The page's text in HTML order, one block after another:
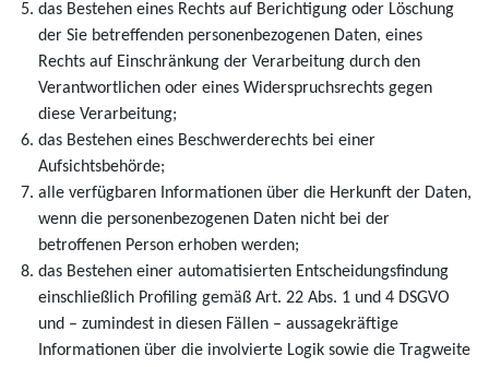
das Bestehen eines Rechts auf Berichtigung oder Löschung
der Sie betreffenden personenbezogenen Daten, eines
Rechts auf Einschränkung der Verarbeitung durch den
Verantwortlichen oder eines Widerspruchsrechts gegen
diese Verarbeitung;
das Bestehen eines Beschwerderechts bei einer
Aufsichtsbehörde;
alle verfügbaren Informationen über die Herkunft der Daten,
wenn die personenbezogenen Daten nicht bei der
betroffenen Person erhoben werden;
das Bestehen einer automatisierten Entscheidungsfindung
einschließlich Profiling gemäß Art. 22 Abs. 1 und 4 DSGVO
und – zumindest in diesen Fällen – aussagekräftige
Informationen über die involvierte Logik sowie die Tragweite